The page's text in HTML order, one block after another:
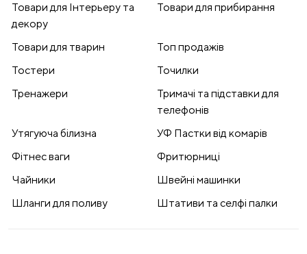
Товари для Інтерьеру та
декору
Товари для прибирання
Товари для тварин
Топ продажів
Тостери
Точилки
Тренажери
Тримачі та підставки для
телефонів
Утягуюча білизна
УФ Пастки від комарів
Фітнес ваги
Фритюрниці
Чайники
Швейні машинки
Шланги для поливу
Штативи та селфі палки